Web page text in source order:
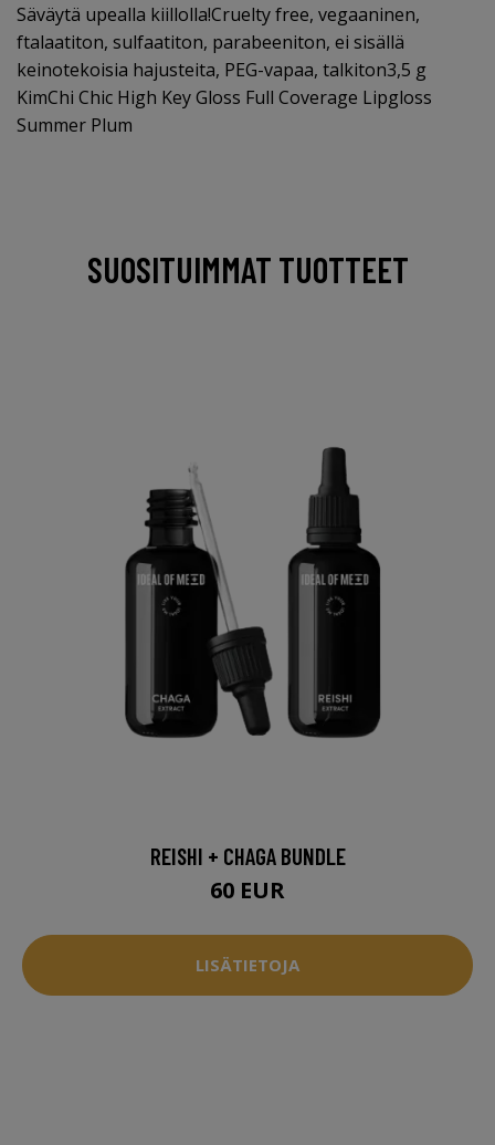
Säväytä upealla kiillolla!Cruelty free, vegaaninen,
ftalaatiton, sulfaatiton, parabeeniton, ei sisällä
keinotekoisia hajusteita, PEG-vapaa, talkiton3,5 g
KimChi Chic High Key Gloss Full Coverage Lipgloss
Summer Plum
SUOSITUIMMAT TUOTTEET
REISHI + CHAGA BUNDLE
60 EUR
LISÄTIETOJA